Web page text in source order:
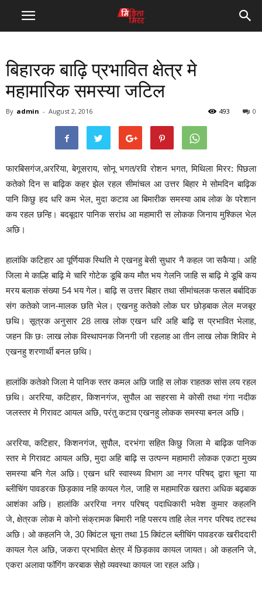
बिहारक बाढ़ि प्रभावित क्षेत्र मे
महामारिक समस्या जटिल
By admin - August 2, 2016 0
493
फारबिसगंज,अररिया, बेगूसराय, सोनू भगत/रवि रोशन भगत, मिथिला मिरर: पिछला
कतेको दिन स बाढ़िक कहर झेल रहल सीमांचल आ उत्तर बिहार मे सोमदिन बाढ़िक
पानि किछु हद धरि कम भेल, मुदा कटाव आ बिमारीक समस्या आब लोक के परेशान
कय रहल छन्हि। बदबूदार पानिक सरांध आ महामारी स लोकक जिनाय मुश्किल भेल
अछि।
हालांकि कटिहार आ पूर्णियाक स्थिति मे एखनहु बेसी सुधार नै कहल जा सकैया। अहि
जिला मे काल्हि बाढ़ि मे चारि गोटेक डूबि कय मौत भय गेलनि जाहि स बाढ़ि मे डूबि कय
मरय बलाक संख्या 54 भय गेल। बाढ़ि स उत्तर बिहार तथा सीमांचलक फसल बर्बादिक
संग कतेको जान-मालक छति भेल। एखनहु कतेको लोक घर छोड़बाक लेल मजबूर
छथि। सूत्रक अनुसार 28 लाख लोक एखन धरि अहि बाढ़ि स प्रभावित भेलाह,
जहन कि छः लाख लोक विस्थापनक जिनगी जी रहलाह आ तीन लाख लोक शिविर मे
एखनहु शरणार्थी बनल छथि।
हालांकि कतेको जिला मे पानिक स्तर कमल अछि जाहि स लोक राहतक सांस लय रहल
छथि। अररिया, कटिहार, किशनगंज, सुपौल आ सहरसा मे कोसी तथा गंगा नदीक
जलस्तर मे गिरावट आयल अछि, परंतु कटाव एखनहु लोकक समस्या बनल अछि।
अररिया, कटिहार, किशनगंज, सुपौल, दरभंगा सहित किछु जिला मे बाढ़िक पानिक
स्तर मे गिरावट आयल अछि, मुदा अहि बाढ़ि स उत्पन्न महामारी लोकक एकटा मुख्य
समस्या बनि गेल अछि। एखन धरि स्वास्थ्य विभाग आ नगर परिषद् द्वारा चूना या
ब्लीचिंग पावडरक छिड़काव नहि कायल गेल, जाहि स महामारिक खतरा अधिक बढ़बाक
आशंका अछि। हालांकि अररिया नगर परिषद् पदाधिकारी भवेश कुमार कहलनि
जे, क्षेत्रक लोक मे कोनो संक्रामक बिमारी नहि पसरय ताहि लेल नगर परिषद तटस्थ
अछि। ओ कहलनि जे, 30 क्विंटल चूना तथा 15 क्विंटल ब्लीचिंग पावडरक खरीददारी
कायल गेल अछि, जकरा प्रभावित क्षेत्र में छिड़काव कायल जायत। ओ कहलनि जे,
एकरा अलावा फाॅगिंग करबाक सेहो व्यवस्था कायल जा रहल अछि।